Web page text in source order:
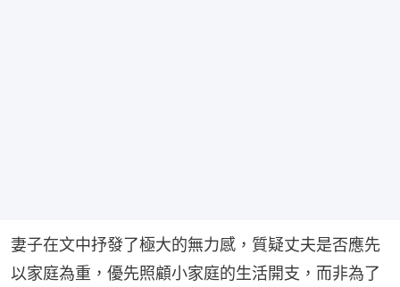
妻子在文中抒發了極大的無力感，質疑丈夫是否應先
以家庭為重，優先照顧小家庭的生活開支，而非為了